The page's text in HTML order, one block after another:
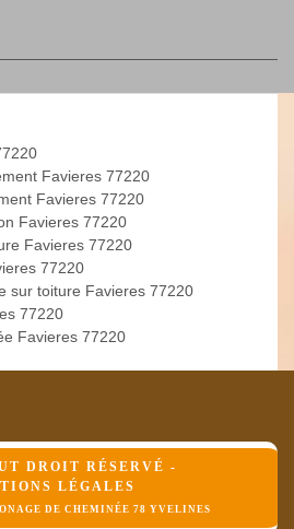
Favieres 77220
Favieres 77220
Favieres 77220
Favieres 77220
77220
sur toiture Favieres 77220
77220
Favieres 77220
DROIT RÉSERVÉ -
LÉGALES
DE CHEMINÉE 78 YVELINES